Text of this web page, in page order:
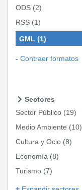
ODS (2)
RSS (1)
GML (1)
Contraer formatos
Sectores
Sector Público (19)
Medio Ambiente (10)
Cultura y Ocio (8)
Economía (8)
Turismo (7)